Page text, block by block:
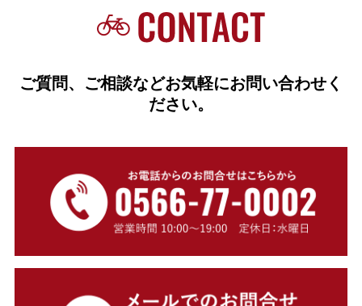
ご質問、ご相談などお気軽にお問い合わせく
ださい。